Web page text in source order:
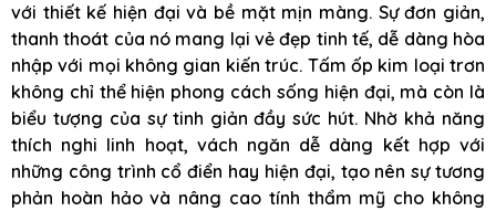
với thiết kế hiện đại và bề mặt mịn màng. Sự đơn giản,
thanh thoát của nó mang lại vẻ đẹp tinh tế, dễ dàng hòa
nhập với mọi không gian kiến trúc. Tấm ốp kim loại trơn
không chỉ thể hiện phong cách sống hiện đại, mà còn là
biểu tượng của sự tinh giản đầy sức hút. Nhờ khả năng
thích nghi linh hoạt, vách ngăn dễ dàng kết hợp với
những công trình cổ điển hay hiện đại, tạo nên sự tương
phản hoàn hảo và nâng cao tính thẩm mỹ cho không